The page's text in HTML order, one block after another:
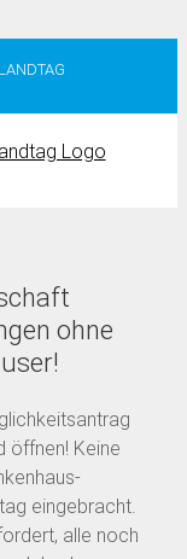
ohne
öffnen! Keine
eingebracht.
alle noch